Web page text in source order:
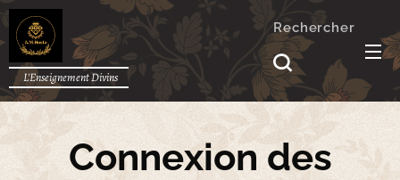
L'Enseignement Divins
Rechercher
Connexion des